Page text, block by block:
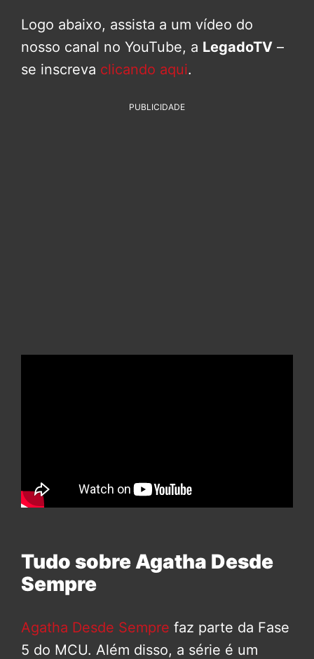
Logo abaixo, assista a um vídeo do
nosso canal no YouTube, a LegadoTV –
se inscreva clicando aqui.
PUBLICIDADE
Tudo sobre Agatha Desde
Sempre
Agatha Desde Sempre faz parte da Fase
5 do MCU. Além disso, a série é um